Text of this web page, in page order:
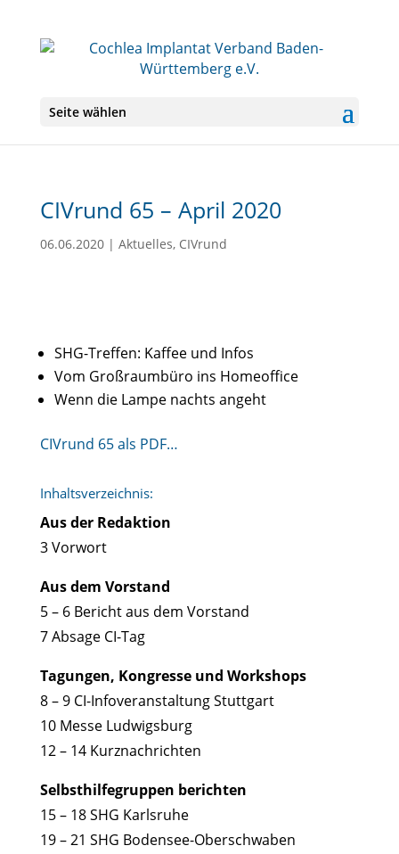
Seite wählen
CIVrund 65 – April 2020
06.06.2020| Aktuelles, CIVrund
SHG-Treffen: Kaffee und Infos
Vom Großraumbüro ins Homeoffice
Wenn die Lampe nachts angeht
CIVrund 65 als PDF…
Inhaltsverzeichnis:
Aus der Redaktion
3 Vorwort
Aus dem Vorstand
5 – 6 Bericht aus dem Vorstand
7 Absage CI-Tag
Tagungen, Kongresse und Workshops
8 – 9 CI-Infoveranstaltung Stuttgart
10 Messe Ludwigsburg
12 – 14 Kurznachrichten
Selbsthilfegruppen berichten
15 – 18 SHG Karlsruhe
19 – 21 SHG Bodensee-Oberschwaben